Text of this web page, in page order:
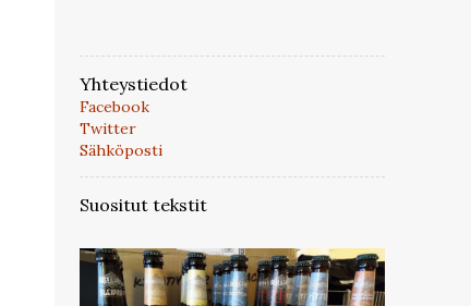
Yhteystiedot
Facebook
Twitter
Sähköposti
Suositut tekstit